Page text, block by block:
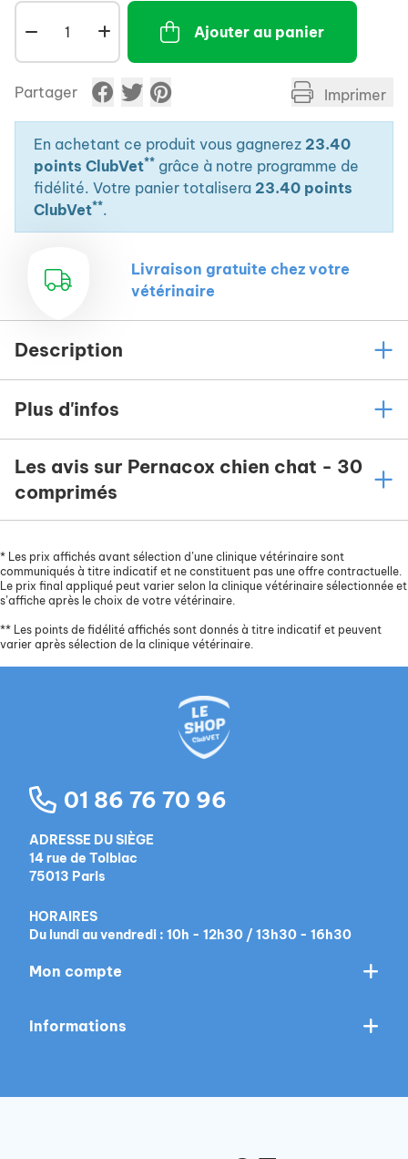
Ajouter au panier
Partager Imprimer
En achetant ce produit vous gagnerez 23.40
points ClubVet** grâce à notre programme de
fidélité. Votre panier totalisera 23.40 points
ClubVet**.
Livraison gratuite chez votre
vétérinaire
Description
Plus d'infos
Les avis sur Pernacox chien chat - 30
comprimés
* Les prix affichés avant sélection d’une clinique vétérinaire sont
communiqués à titre indicatif et ne constituent pas une offre contractuelle.
Le prix final appliqué peut varier selon la clinique vétérinaire sélectionnée et
s’affiche après le choix de votre vétérinaire.
** Les points de fidélité affichés sont donnés à titre indicatif et peuvent
varier après sélection de la clinique vétérinaire.
01 86 76 70 96
ADRESSE DU SIÈGE
14 rue de Tolbiac
75013 Paris
HORAIRES
Du lundi au vendredi : 10h - 12h30 / 13h30 - 16h30
Mon compte
Informations